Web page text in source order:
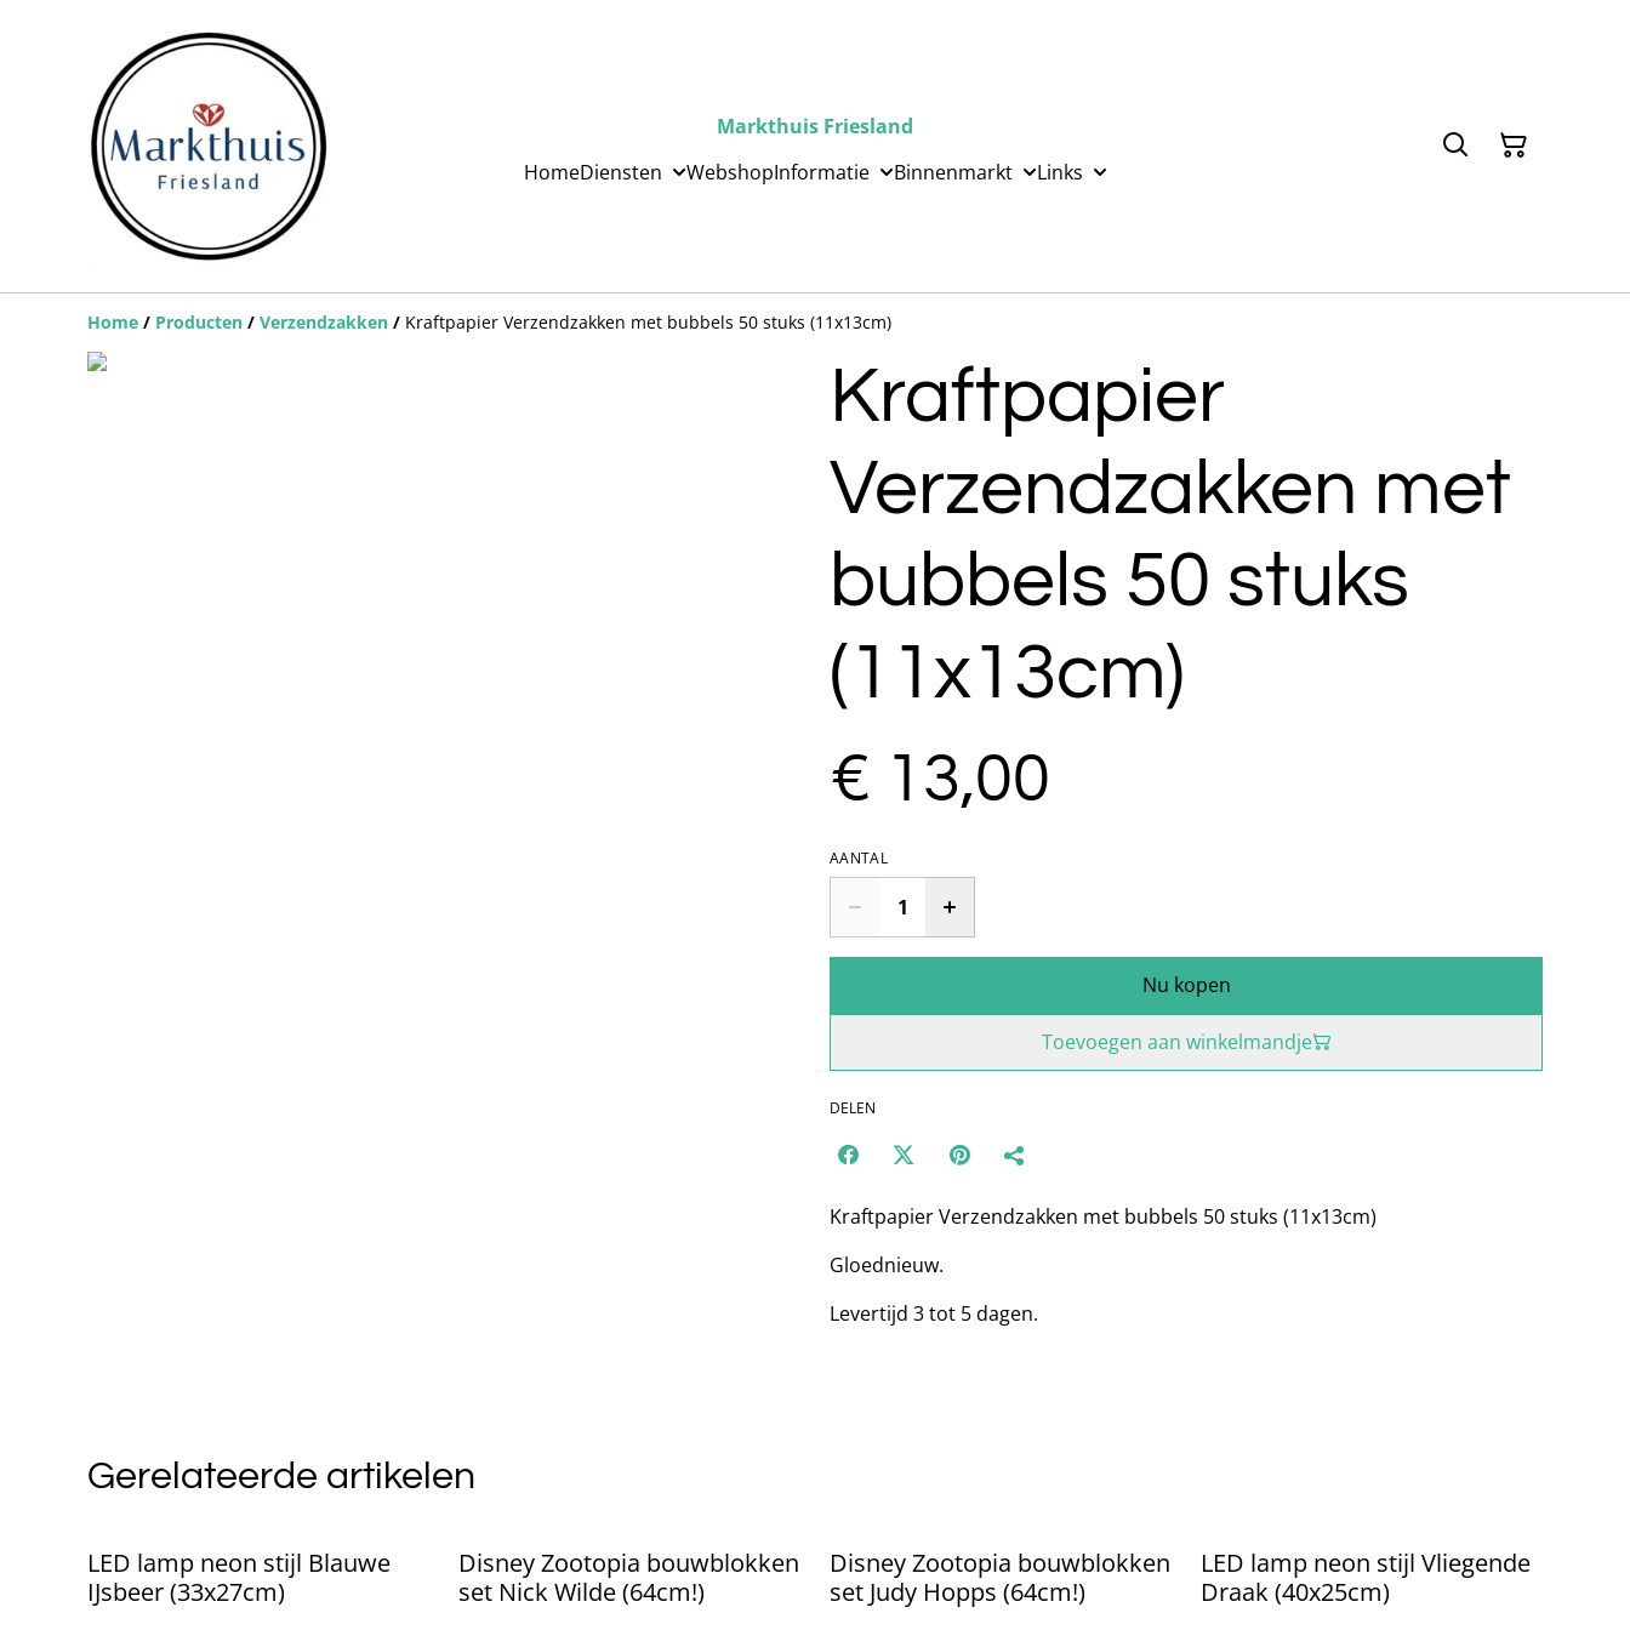
Markthuis Friesland
HomeDiensten WebshopInformatie Binnenmarkt Links
Home / Producten / Verzendzakken / Kraftpapier Verzendzakken met bubbels 50 stuks (11x13cm)
Kraftpapier
Verzendzakken met
bubbels 50 stuks
(11x13cm)
€ 13,00
AANTAL
Nu kopen
Toevoegen aan winkelmandje
DELEN
Kraftpapier Verzendzakken met bubbels 50 stuks (11x13cm)
Gloednieuw.
Levertijd 3 tot 5 dagen.
Gerelateerde artikelen
LED lamp neon stijl Blauwe
IJsbeer (33x27cm)
Disney Zootopia bouwblokken
set Nick Wilde (64cm!)
Disney Zootopia bouwblokken
set Judy Hopps (64cm!)
LED lamp neon stijl Vliegende
Draak (40x25cm)